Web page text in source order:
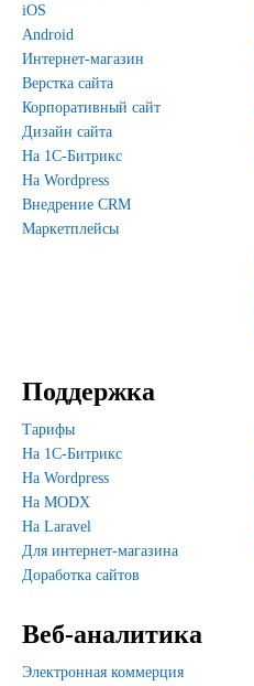
iOS
Android
Интернет-магазин
Верстка сайта
Корпоративный сайт
Дизайн сайта
На 1С-Битрикс
На Wordpress
Внедрение CRM
Маркетплейсы
Поддержка
Тарифы
На 1С-Битрикс
На Wordpress
На MODX
На Laravel
Для интернет-магазина
Доработка сайтов
Веб-аналитика
Электронная коммерция